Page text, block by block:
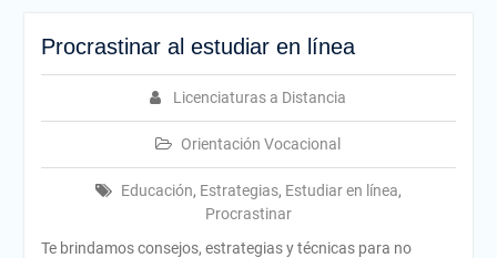
Procrastinar al estudiar en línea
Licenciaturas a Distancia
Orientación Vocacional
Educación, Estrategias, Estudiar en línea,
Procrastinar
Te brindamos consejos, estrategias y técnicas para no